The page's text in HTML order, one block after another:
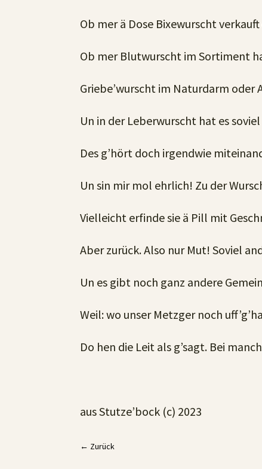
Ob mer ä Dose Bixewurscht
Ob mer Blutwurscht im Sortiment
Griebe’wurscht im Naturdarm
Un in der Leberwurscht hat es
Des g’hört doch irgendwie
Un sin mir mol ehrlich! Zu der
Vielleicht erfinde sie ä Pill mit
Aber zurück. Also nur Mut! Soviel
Un es gibt noch ganz andere
Weil: wo unser Metzger noch
Do hen die Leit als g’sagt. Bei
aus Stutze’bock (c) 2023
← Zurück